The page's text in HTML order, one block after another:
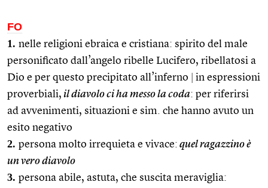
FO
1. nelle religioni ebraica e cristiana: spirito del male
personificato dall’angelo ribelle Lucifero, ribellatosi a
Dio e per questo precipitato all’inferno
in espressioni
proverbiali, il diavolo ci ha messo la coda: per riferirsi
ad avvenimenti, situazioni e sim. che hanno avuto un
esito negativo
2. persona molto irrequieta e vivace: quel ragazzino è
un vero diavolo
3. persona abile, astuta, che suscita meraviglia: